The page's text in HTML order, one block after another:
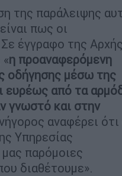
της παράλειψης
πως οι
έγγραφο της Αρχής
η προαναφερόμενη
οδήγησης μέσω της
ευρέως από τα
γνωστό και στην
αναφέρει
Υπηρεσίας
παρόμοιες
διαθέτουμε».